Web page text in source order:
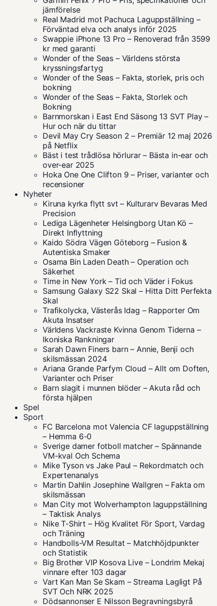
jämförelse
Real Madrid mot Pachuca Laguppställning –
Förväntad elva och analys inför 2025
Swappie iPhone 13 Pro – Renoverad från 3599
kr med garanti
Wonder of the Seas – Världens största
kryssningsfartyg
Wonder of the Seas – Fakta, storlek, pris och
bokning
Wonder of the Seas – Fakta, Storlek och
Bokning
Barnmorskan i East End Säsong 13 SVT Play –
Hur och när du tittar
Devil May Cry Season 2 – Premiär 12 maj 2026
på Netflix
Bäst i test trådlösa hörlurar – Bästa in-ear och
over-ear 2025
Hoka One One Clifton 9 – Priser, varianter och
recensioner
Nyheter
Kiruna kyrka flytt svt – Kulturarv Bevaras Med
Precision
Lediga Lägenheter Helsingborg Utan Kö –
Direkt Inflyttning
Kaido Södra Vägen Göteborg – Fusion &
Autentiska Smaker
Osama Bin Laden Death – Operation och
Säkerhet
Time in New York – Tid och Väder i Fokus
Samsung Galaxy S22 Skal – Hitta Ditt Perfekta
Skal
Trafikolycka, Västerås Idag – Rapporter Om
Akuta Insatser
Världens Vackraste Kvinna Genom Tiderna –
Ikoniska Rankningar
Sarah Dawn Finers barn – Annie, Benji och
skilsmässan 2024
Ariana Grande Parfym Cloud – Allt om Doften,
Varianter och Priser
Barn slagit i munnen blöder – Akuta råd och
första hjälpen
Spel
Sport
FC Barcelona mot Valencia CF laguppställning
– Hemma 6-0
Sverige damer fotboll matcher – Spännande
VM-kval Och Schema
Mike Tyson vs Jake Paul – Rekordmatch och
Expertenanalys
Martin Dahlin Josephine Wallgren – Fakta om
skilsmässan
Man City mot Wolverhampton laguppställning
– Taktisk Analys
Nike T-Shirt – Hög Kvalitet För Sport, Vardag
och Träning
Handbolls-VM Resultat – Matchhöjdpunkter
och Statistik
Big Brother VIP Kosova Live – Londrim Mekaj
vinnare efter 103 dagar
Vart Kan Man Se Skam – Streama Lagligt På
SVT Och NRK 2025
Dödsannonser E Nilsson Begravningsbyrå